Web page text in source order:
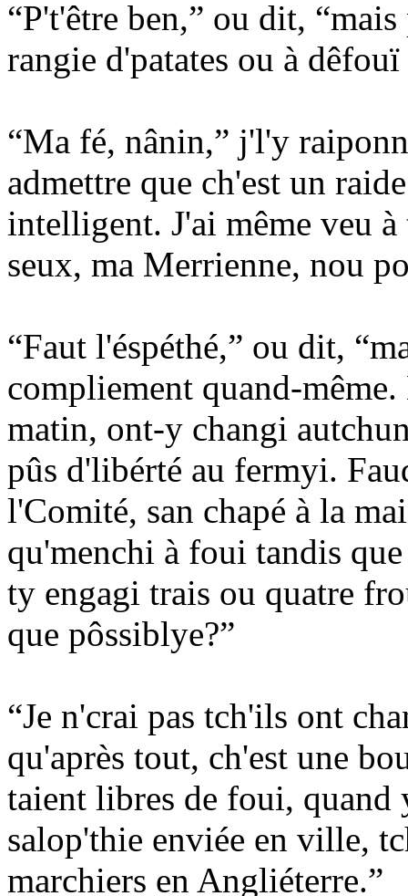
“P't'être ben,” ou dit,
rangie d'patates ou à
“Ma fé, nânin,” j'l'y
admettre que ch'est un
intelligent. J'ai même veu
seux, ma Merrienne, nou
“Faut l'éspéthé,” ou dit,
compliement quand-
matin, ont-y changi
pûs d'libérté au fermyi.
l'Comité, san chapé à la
qu'menchi à foui tandis
ty engagi trais ou quatre
que pôssiblye?”
“Je n'crai pas tch'ils ont
qu'après tout, ch'est une
taient libres de foui,
salop'thie enviée en ville,
marchiers en Angliéterre.”